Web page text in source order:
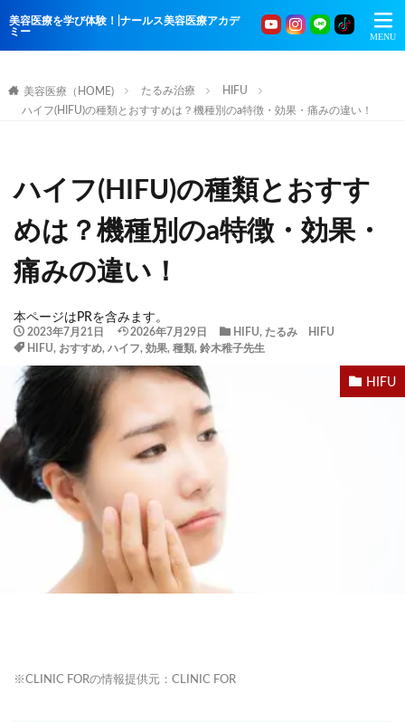
美容医療を学び体験！|ナールス美容医療アカデ
ミー
美容医療（HOME) たるみ治療
HIFU
ハイフ(HIFU)の種類とおすすめは？機種別のa特徴・効果・痛みの違い！
ハイフ(HIFU)の種類とおすす
めは？機種別のa特徴・効果・
痛みの違い！
本ページはPRを含みます。
2023年7月21日 2026年7月29日 HIFU, たるみ HIFU
HIFU, おすすめ, ハイフ, 効果, 種類, 鈴木稚子先生
HIFU
※CLINIC FORの情報提供元：CLINIC FOR